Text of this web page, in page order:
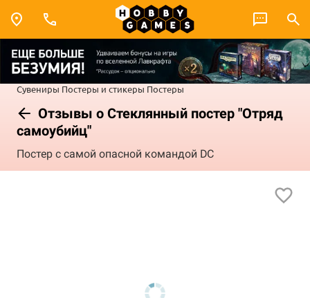
Сувениры Постеры и стикеры Постеры
Отзывы о Стеклянный постер "Отряд
самоубийц"
Постер с самой опасной командой DC